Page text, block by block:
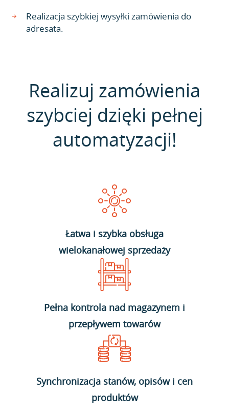
Realizacja szybkiej wysyłki zamówienia do
adresata.
Realizuj zamówienia
szybciej dzięki pełnej
automatyzacji!
Łatwa i szybka obsługa
wielokanałowej sprzedaży
Pełna kontrola nad magazynem i
przepływem towarów
Synchronizacja stanów, opisów i cen
produktów